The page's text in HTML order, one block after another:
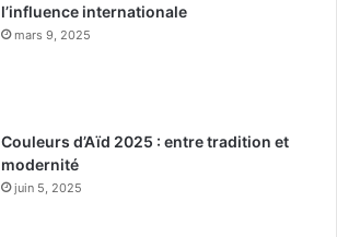
l’influence internationale
mars 9, 2025
Couleurs d’Aïd 2025 : entre tradition et
modernité
juin 5, 2025